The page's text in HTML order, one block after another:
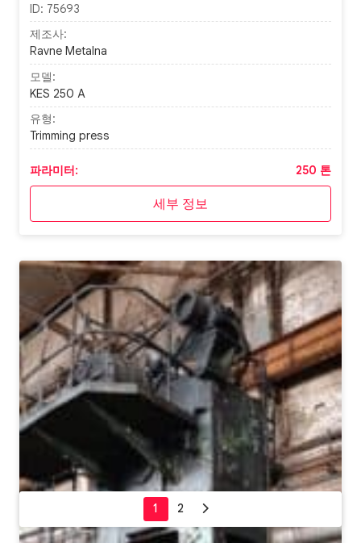
ID: 75693
제조사:
Ravne Metalna
모델:
KES 250 A
유형:
Trimming press
파라미터: 250 톤
세부 정보